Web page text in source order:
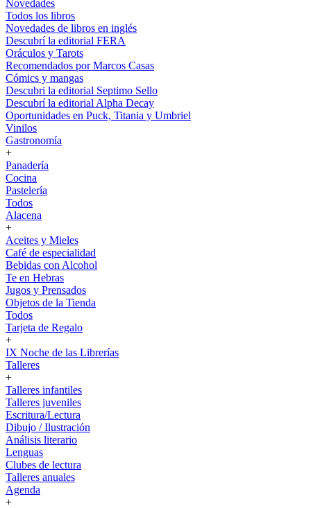
Novedades
Todos los libros
Novedades de libros en inglés
Descubrí la editorial FERA
Oráculos y Tarots
Recomendados por Marcos Casas
Cómics y mangas
Descubri la editorial Septimo Sello
Descubrí la editorial Alpha Decay
Oportunidades en Puck, Titania y Umbriel
Vinilos
Gastronomía
+
Panadería
Cocina
Pastelería
Todos
Alacena
+
Aceites y Mieles
Café de especialidad
Bebidas con Alcohol
Te en Hebras
Jugos y Prensados
Objetos de la Tienda
Todos
Tarjeta de Regalo
+
IX Noche de las Librerías
Talleres
+
Talleres infantiles
Talleres juveniles
Escritura/Lectura
Dibujo / Ilustración
Análisis literario
Lenguas
Clubes de lectura
Talleres anuales
Agenda
+